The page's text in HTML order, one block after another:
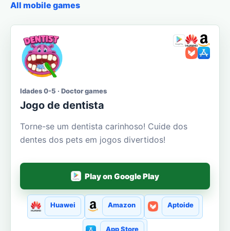
All mobile games
Idades 0-5 · Doctor games
Jogo de dentista
Torne-se um dentista carinhoso! Cuide dos
dentes dos pets em jogos divertidos!
Play on Google Play
Huawei Amazon Aptoide
App Store